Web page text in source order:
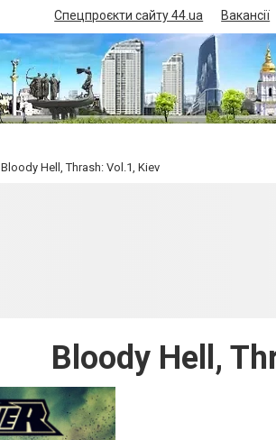
Спецпроєкти сайту 44.ua
Вакансії
Bloody Hell, Thrash: Vol.1, Kiev
Bloody Hell,